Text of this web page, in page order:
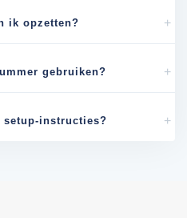
ik opzetten?
gebruiken?
setup-instructies?